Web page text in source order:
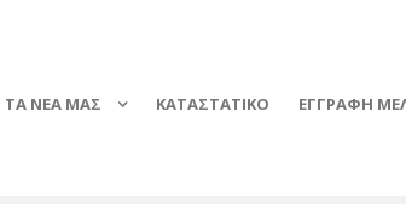
ΤΑ ΝΕΑ ΜΑΣ ΚΑΤΑΣΤΑΤΙΚΟ ΕΓΓΡΑΦΗ